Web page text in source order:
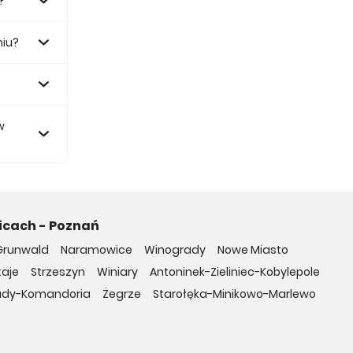
- Poznań
Naramowice Winogrady
Nowe Miasto
Strzeszyn Winiary
Antoninek-Zieliniec-Kobylepole
Komandoria
Żegrze
Starołęka-Minikowo-Marlewo